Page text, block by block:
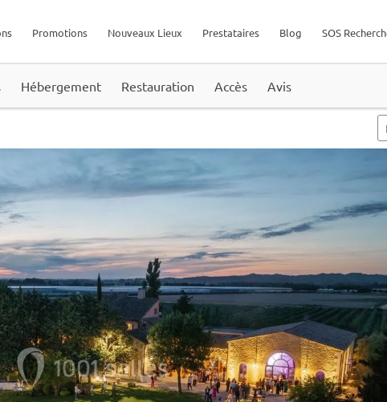
SOS
Blog
Prestataires
Nouveaux Lieux
Promotions
Hébergement Restauration Accès Avis